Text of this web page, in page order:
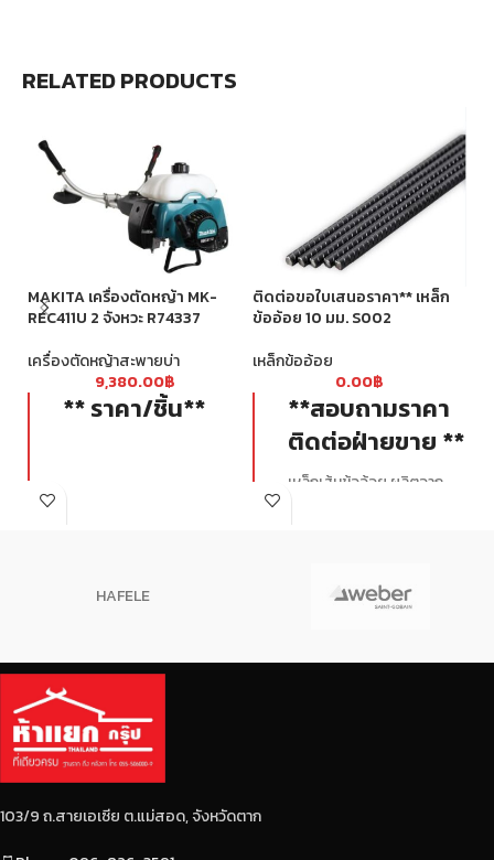
RELATED PRODUCTS
MAKITA เครื่องตัดหญ้า MK-
REC411U 2 จังหวะ R74337
เครื่องตัดหญ้าสะพายบ่า
9,380.00฿
** ราคา/ชิ้น**
ติดต่อขอใบเสนอราคา** เหล็ก
ข้ออ้อย 10 มม. S002
เหล็กข้ออ้อย
0.00฿
**สอบถามราคา
ติดต่อฝ่ายขาย **
เหล็กเส้นข้ออ้อย ผลิตจาก
มาตรฐาน เหมาะสำหรับงาน
โครงสร้างพื้นฐาน ช่วยเสริม
HAFELE
103/9 ถ.สายเอเซีย ต.แม่สอด, จังหวัดตาก